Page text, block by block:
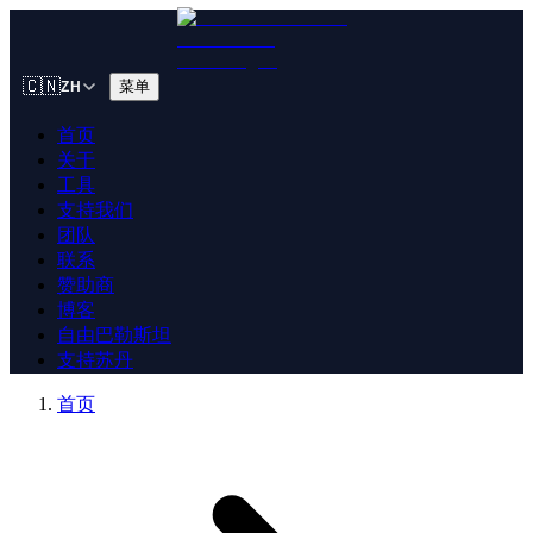
🇨🇳ZH 菜单
首页
关于
工具
支持我们
团队
联系
赞助商
博客
自由巴勒斯坦
支持苏丹
首页